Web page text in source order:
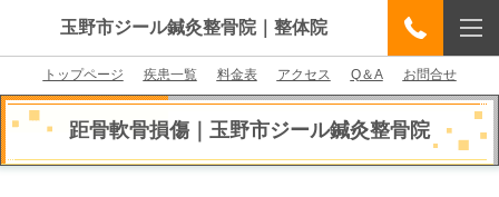
玉野市ジール鍼灸整骨院｜整体院
トップページ 疾患一覧 料金表 アクセス Q＆A お問合せ
距骨軟骨損傷 玉野市ジール鍼灸整骨院